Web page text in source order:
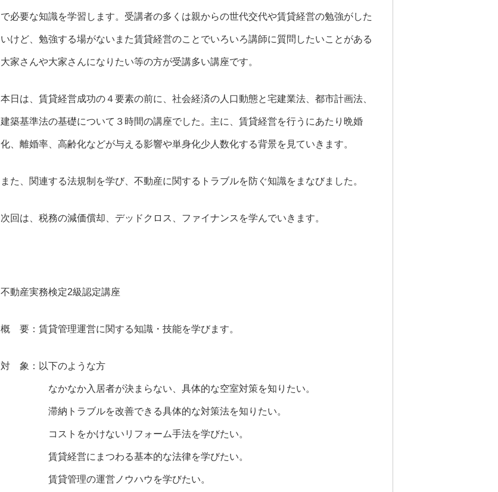
は
で必要な知識を学習します。受講者の多くは親からの世代交代や賃貸経営の勉強がした
いけど、勉強する場がないまた賃貸経営のことでいろいろ講師に質問したいことがある
大家さんや大家さんになりたい等の方が受講多い講座です。
本日は、賃貸経営成功の４要素の前に、社会経済の人口動態と宅建業法、都市計画法、
建築基準法の基礎について３時間の講座でした。主に、賃貸経営を行うにあたり晩婚
化、離婚率、高齢化などが与える影響や単身化少人数化する背景を見ていきます。
また、関連する法規制を学び、不動産に関するトラブルを防ぐ知識をまなびました。
次回は、税務の減価償却、デッドクロス、ファイナンスを学んでいきます。
不動産実務検定2級認定講座
概 要：賃貸管理運営に関する知識・技能を学びます。
対 象：以下のような方
なかなか入居者が決まらない、具体的な空室対策を知りたい。
滞納トラブルを改善できる具体的な対策法を知りたい。
コストをかけないリフォーム手法を学びたい。
賃貸経営にまつわる基本的な法律を学びたい。
賃貸管理の運営ノウハウを学びたい。